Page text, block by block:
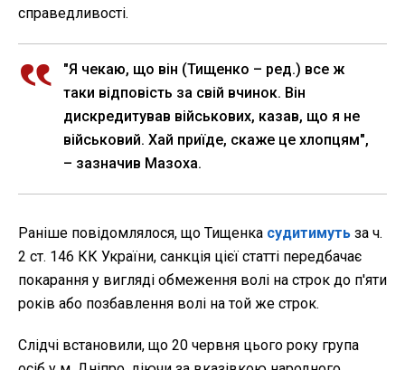
справедливості.
"Я чекаю, що він (Тищенко – ред.) все ж
таки відповість за свій вчинок. Він
дискредитував військових, казав, що я не
військовий. Хай приїде, скаже це хлопцям",
– зазначив Мазоха.
Раніше повідомлялося, що Тищенка судитимуть за ч.
2 ст. 146 КК України, санкція цієї статті передбачає
покарання у вигляді обмеження волі на строк до п'яти
років або позбавлення волі на той же строк.
Слідчі встановили, що 20 червня цього року група